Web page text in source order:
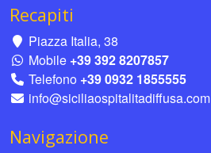
Recapiti
Piazza Italia, 38
Mobile +39 392 8207857
Telefono +39 0932 1855555
info@siciliaospitalitadiffusa.com
Navigazione